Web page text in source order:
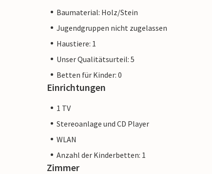
Baumaterial: Holz/Stein
Jugendgruppen nicht zugelassen
Haustiere: 1
Unser Qualitätsurteil: 5
Betten für Kinder: 0
Einrichtungen
1 TV
Stereoanlage und CD Player
WLAN
Anzahl der Kinderbetten: 1
Zimmer